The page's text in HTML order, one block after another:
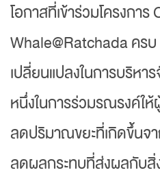
โอกาสที่เข้าร่วมโครงการ
Whale@Ratchada คร
เปลี่ยนแปลงในการบริหา
หนึ่งในการร่วมรณรงค์ให้
ลดปริมาณขยะที่เกิดขึ้นจ
ลดผลกระทบที่ส่งผลกับสิ่